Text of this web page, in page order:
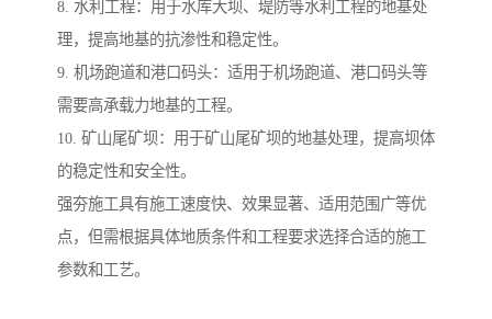
8. 水利工程：用于水库大坝、堤防等水利工程的地基处
理，提高地基的抗渗性和稳定性。
9. 机场跑道和港口码头：适用于机场跑道、港口码头等
需要高承载力地基的工程。
10. 矿山尾矿坝：用于矿山尾矿坝的地基处理，提高坝体
的稳定性和安全性。
强夯施工具有施工速度快、效果显著、适用范围广等优
点，但需根据具体地质条件和工程要求选择合适的施工
参数和工艺。